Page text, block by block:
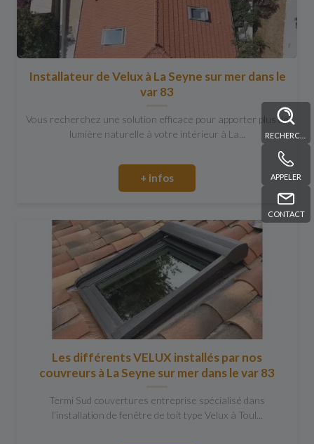
APPELER
CONTACT
Installateur de Velux à La Seyne sur mer dans le
var 83
Vous recherchez une solution efficace pour apporter plus de
lumière naturelle à votre intérieur à La...
+ infos
Les différents VELUX installés par nos
couvreurs à La Seyne sur mer dans le var 83
Termi Sud couvertures entreprise spécialisé dans
l’installation de fenêtre de toit type Velux à Toul...